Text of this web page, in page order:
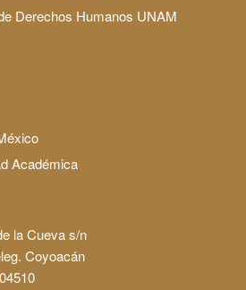
Derechos Humanos UNAM
Académica
la Cueva s/n
Coyoacán